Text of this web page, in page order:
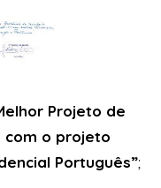
Projeto de
com o projeto
Português”;